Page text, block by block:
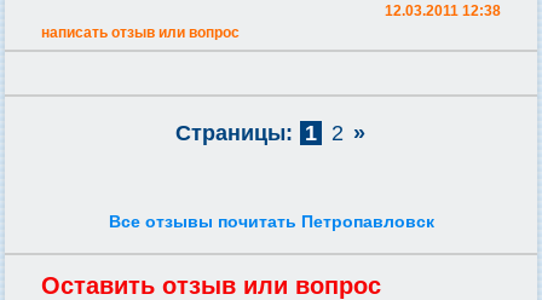
12.03.2011 12:38
написать отзыв или вопрос
Страницы: 1 2 »
Все отзывы почитать Петропавловск
Оставить отзыв или вопрос